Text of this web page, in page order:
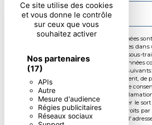
Ce site utilise des cookies
et vous donne le contrôle
sur ceux que vous
souhaitez activer
Nos partenaires
(17)
APIs
Autre
Mesure d'audience
Régies publicitaires
Réseaux sociaux
ENVOYER
** Les données personnelles communiquées
fins de vous contacter et sont enregistrées
informatisé. Elles sont destinées à et ses sous-
but de répondre à votre message. Les données
communiquées aux seuls destinataires
droits d’accès, de rectification, d’effacement, de
limitation, d’opposition, de retrait de votre
moment et du droit d’introduire une
autorité de contrôle, ainsi que d’organiser le
post-mortem. Vous pouvez exercer ces droits
l'adresse ou par courrier électronique à